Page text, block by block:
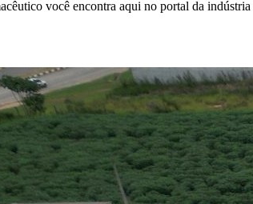
você encontra aqui no portal da